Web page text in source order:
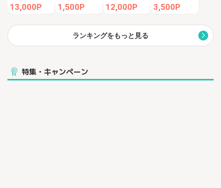
13,000P 1,500P 12,000P 3,500P
ランキングをもっと見る
特集・キャンペーン